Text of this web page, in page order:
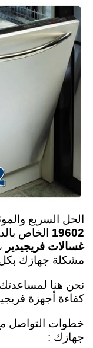
الحل السريع
19602 الخاص
غسالات فريجيدير
مشكلة جهازك
نحن هنا لمساعدتك
كفاءة أجهزة
خطوات التواصل
جهازك :